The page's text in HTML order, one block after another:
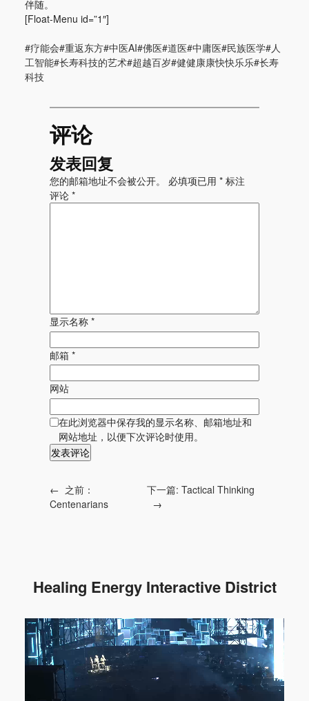
伴随。
[Float-Menu id=”1″]
#疗能会#重返东方#中医AI#佛医#道医#中庸医#民族医学#人
工智能#长寿科技的艺术#超越百岁#健健康康快快乐乐#长寿
科技
评论
发表回复
您的邮箱地址不会被公开。 必填项已用 *标注
评论 *
显示名称 *
邮箱 *
网站
在此浏览器中保存我的显示名称、邮箱地址和
网站地址，以便下次评论时使用。
← 之前：
Centenarians
下一篇: Tactical Thinking
→
Healing Energy Interactive District